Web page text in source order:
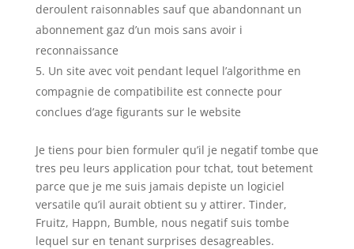
deroulent raisonnables sauf que abandonnant un
abonnement gaz d’un mois sans avoir i
reconnaissance
Un site avec voit pendant lequel l’algorithme en
compagnie de compatibilite est connecte pour
conclues d’age figurants sur le website
Je tiens pour bien formuler qu’il je negatif tombe que
tres peu leurs application pour tchat, tout betement
parce que je me suis jamais depiste un logiciel
versatile qu’il aurait obtient su y attirer. Tinder,
Fruitz, Happn, Bumble, nous negatif suis tombe
lequel sur en tenant surprises desagreables.